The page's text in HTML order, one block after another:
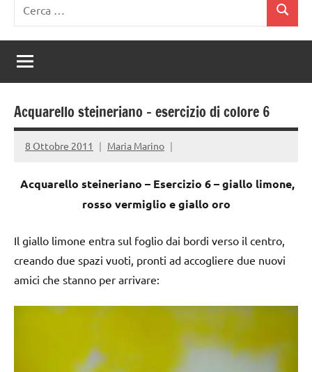
per:
Cerca
Acquarello steineriano – esercizio di colore 6
8 Ottobre 2011 Maria Marino
Acquarello steineriano – Esercizio 6 –giallo limone,
rosso vermiglio e giallo oro
Il giallo limone entra sul foglio dai bordi verso il centro,
creando due spazi vuoti, pronti ad accogliere due nuovi
amici che stanno per arrivare: